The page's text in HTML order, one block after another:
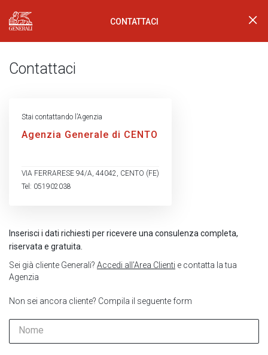
Generali Logo CONTATTACI
Contattaci
Inserisci i dati richiesti per ricevere una consulenza completa,
riservata e gratuita.
Sei già cliente Generali? Accedi all’Area Clienti e contatta la tua
Agenzia
Non sei ancora cliente? Compila il seguente form
Nome
Stai contattando l’Agenzia
Agenzia Generale di CENTO
VIA FERRARESE 94/A, 44042, CENTO (FE)
Tel: 051902038